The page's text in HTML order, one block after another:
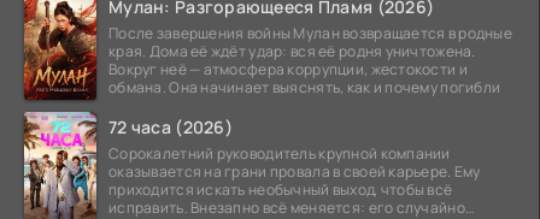
Мулан: Разгорающееся Пламя (2026)
После завершения войны Мулан возвращается в родные
края. Дома её ждёт удар: вся её родня уничтожена.
Вокруг неё — атмосфера коррупции, жестокости и
обмана. Она начинает выяснять, как и почему погибли
72 часа (2026)
Сорокалетний руководитель крупной компании
оказывается на грани провала в своей карьере. Ему
приходится искать необычный выход, чтобы всё
исправить. Внезапно всё меняется: его случайно